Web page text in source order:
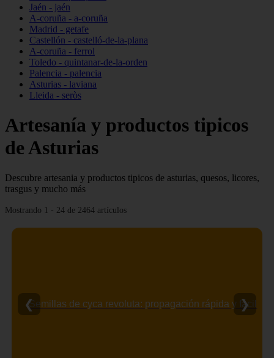
Jaén - jaén
A-coruña - a-coruña
Madrid - getafe
Castellón - castelló-de-la-plana
A-coruña - ferrol
Toledo - quintanar-de-la-orden
Palencia - palencia
Asturias - laviana
Lleida - seròs
Artesanía y productos tipicos
de Asturias
Descubre artesania y productos tipicos de asturias, quesos, licores,
trasgus y mucho más
Mostrando 1 - 24 de 2464 artículos
Semillas de cyca revoluta: propagación rápida y fácil
❮ ❯